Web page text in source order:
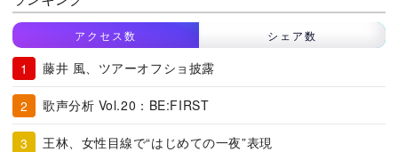
アクセス数 シェア数
藤井 風、ツアーオフショ披露
歌声分析 Vol.20：BE:FIRST
王林、女性目線で“はじめての一夜”表現